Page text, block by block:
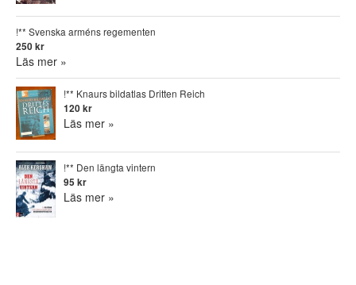
!** Svenska arméns regementen
250 kr
Läs mer »
!** Knaurs bildatlas Dritten Reich
120 kr
Läs mer »
!** Den längta vintern
95 kr
Läs mer »